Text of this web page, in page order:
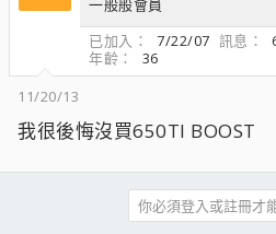
已加入
7/22/07 訊息
年齡
36
11/20/13
我很後悔沒買650TI BOOST
你必須登入或註冊才